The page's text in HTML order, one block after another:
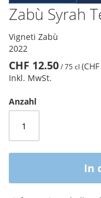
Zabù Syrah
Vigneti Zabù
2022
CHF 12.50/75 cl
Inkl. MwSt.
Anzahl
In